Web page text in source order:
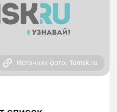
Источник фото: Tomsk.ru